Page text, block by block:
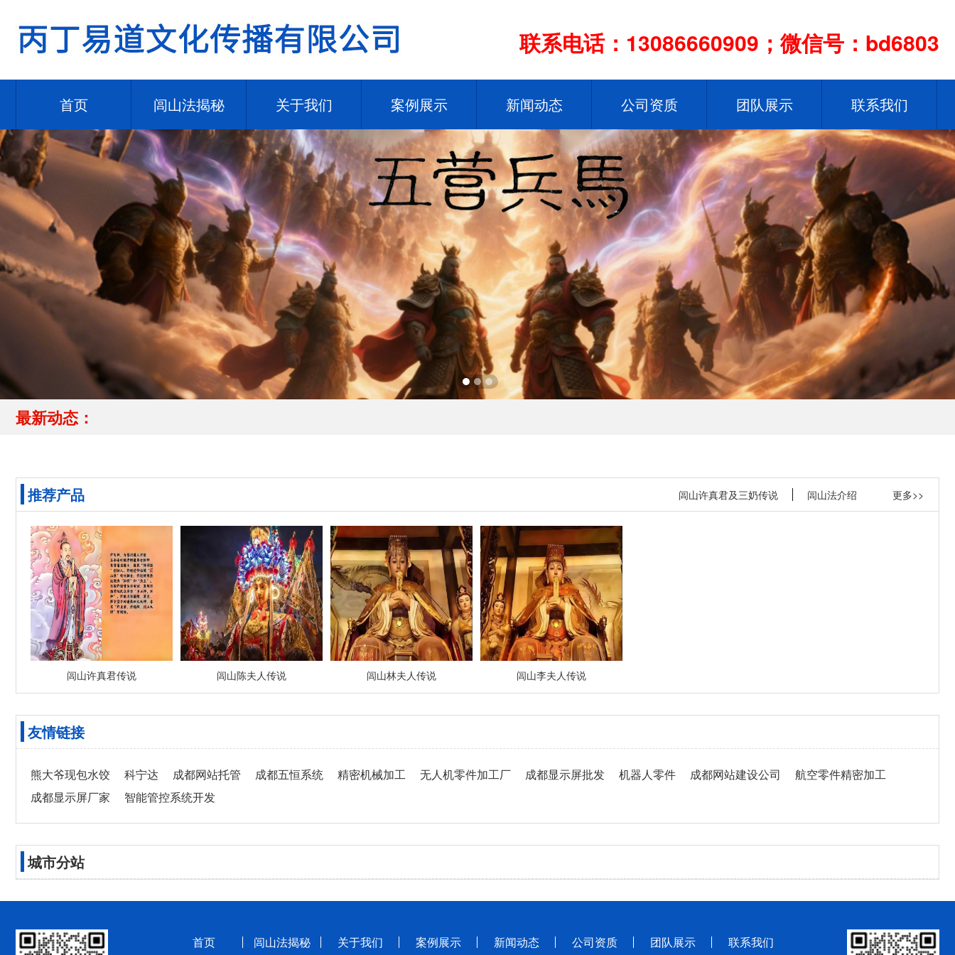
联系电话：13086660909；微信号：bd6803
首页 闾山法揭秘 关于我们 案例展示 新闻动态 公司资质 团队展示 联系我们
最新动态：
推荐产品 更多>>
闾山许真君及三奶传说 闾山法介绍
闾山许真君传说 闾山陈夫人传说 闾山林夫人传说 闾山李夫人传说
友情链接
熊大爷现包水饺 科宁达 成都网站托管 成都五恒系统 精密机械加工 无人机零件加工厂 成都显示屏批发 机器人零件 成都网站建设公司
航空零件精密加工
成都显示屏厂家
智能管控系统开发
城市分站
首页 闾山法揭秘 关于我们 案例展示 新闻动态 公司资质 团队展示 联系我们